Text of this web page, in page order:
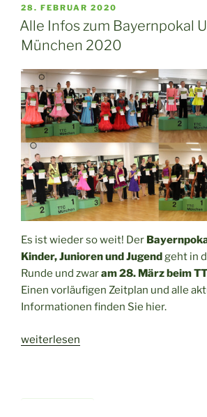
Jugend
am
13.
beim
TTC
München
–
Ergebnisse,
Bilder
und
Fundsachen
jetzt
online“
VERÖFFENTLICHT
AM
28. FEBRUAR 2020
Alle Infos zum Bayernpokal
München 2020
Es ist wieder so weit! Der
Kinder, Junioren und Jugendgeht in
Runde und zwaram 28. März beim
Einen vorläufigen Zeitplan und alle
Informationen finden Sie hier.
„Alle
weiterlesen